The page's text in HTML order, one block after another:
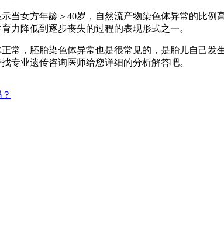
当女方年龄＞40岁，自然流产物染色体异常的比
力降低到逐步丧失的过程的表现形式之一。
常，胚胎染色体异常也是很常见的，是胎儿自己
专业遗传咨询医师给您详细的分析解答吧。